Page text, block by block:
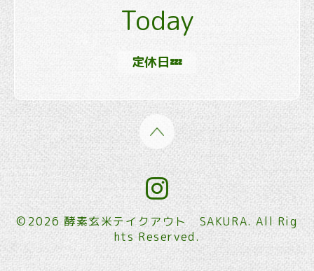
Today
定休日💤
©2026酵素玄米テイクアウト SAKURA. All Rig
hts Reserved.